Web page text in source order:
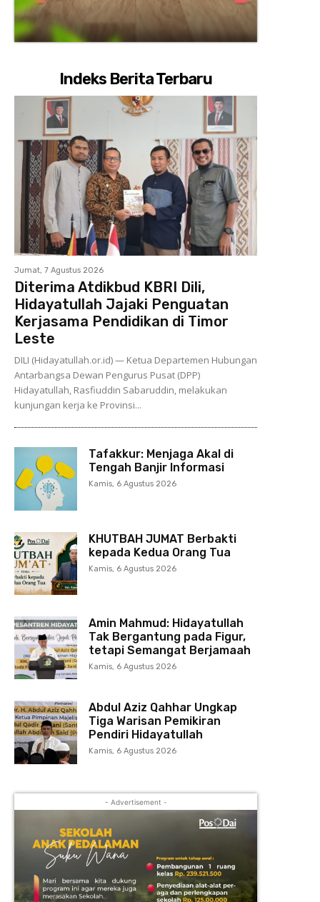
Indeks Berita Terbaru
Jumat, 7 Agustus 2026
Diterima Atdikbud KBRI Dili,
Hidayatullah Jajaki Penguatan
Kerjasama Pendidikan di Timor
Leste
DILI (Hidayatullah.or.id) — Ketua Departemen Hubungan
Antarbangsa Dewan Pengurus Pusat (DPP)
Hidayatullah, Rasfiuddin Sabaruddin, melakukan
kunjungan kerja ke Provinsi...
Tafakkur: Menjaga Akal di
Tengah Banjir Informasi
Kamis, 6 Agustus 2026
KHUTBAH JUMAT Berbakti
kepada Kedua Orang Tua
Kamis, 6 Agustus 2026
Amin Mahmud: Hidayatullah
Tak Bergantung pada Figur,
tetapi Semangat Berjamaah
Kamis, 6 Agustus 2026
Abdul Aziz Qahhar Ungkap
Tiga Warisan Pemikiran
Pendiri Hidayatullah
Kamis, 6 Agustus 2026
- Advertisement -